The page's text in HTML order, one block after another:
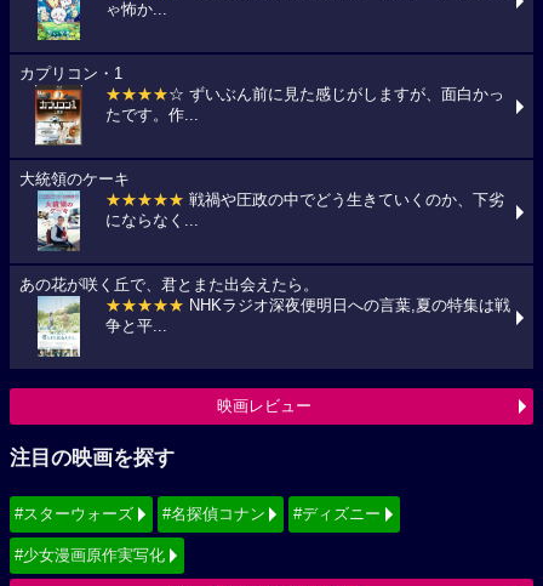
ゃ怖か...
カプリコン・1
★★★★☆ ずいぶん前に見た感じがしますが、面白かっ
たです。作...
大統領のケーキ
★★★★★ 戦禍や圧政の中でどう生きていくのか、下劣
にならなく...
あの花が咲く丘で、君とまた出会えたら。
★★★★★ NHKラジオ深夜便明日への言葉,夏の特集は戦
争と平...
映画レビュー
注目の映画を探す
#スターウォーズ #名探偵コナン #ディズニー
#少女漫画原作実写化